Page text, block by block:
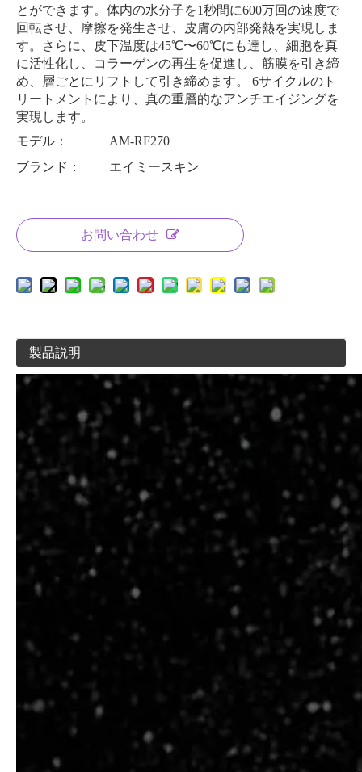
とができます。体内の水分子を1秒間に600万回の速度で
回転させ、摩擦を発生させ、皮膚の内部発熱を実現しま
す。さらに、皮下温度は45℃〜60℃にも達し、細胞を真
に活性化し、コラーゲンの再生を促進し、筋膜を引き締
め、層ごとにリフトして引き締めます。 6サイクルのト
リートメントにより、真の重層的なアンチエイジングを
実現します。
モデル：
AM-RF270
ブランド：
エイミースキン
お問い合わせ
製品説明